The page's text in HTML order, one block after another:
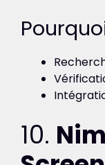
10.